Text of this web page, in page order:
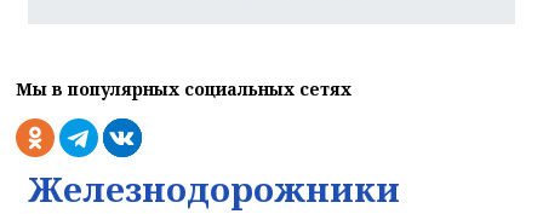
Мы в популярных социальных сетях
Железнодорожники